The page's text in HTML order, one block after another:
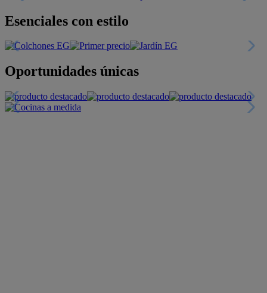
Esenciales con estilo
Oportunidades únicas